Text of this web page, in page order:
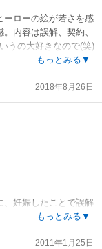
ーローの絵が若さを感
内容は誤解、契約、
うの大好きなので(笑)
ど可哀想で可哀想で?
もっとみる▼
2018年8月26日
、妊娠したことで誤解
涙があふれました。
もっとみる▼
2011年1月25日